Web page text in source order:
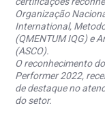
Organização
International,
(QMENTUM IQG) e
(ASCO).
O reconhecimento
Performer 2022,
de destaque no
do setor.